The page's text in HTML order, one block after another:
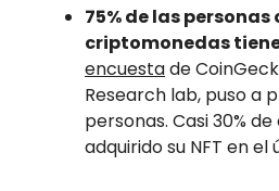
75% de las personas
criptomonedas
encuestade
Research lab, puso a
personas. Casi 30%
adquirido su NFT en el